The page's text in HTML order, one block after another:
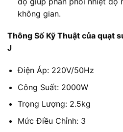
không gian.
Thông Số Kỹ Thuật của quạt
J
Điện Áp: 220V/50Hz
Công Suất: 2000W
Trọng Lượng: 2.5kg
Mức Điều Chỉnh: 3